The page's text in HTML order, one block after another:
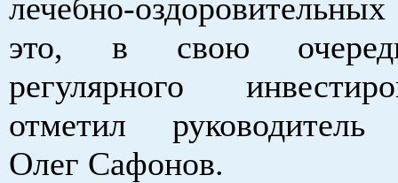
лечебно-
это, в свою
регулярного
отметил руководитель
Олег Сафонов.